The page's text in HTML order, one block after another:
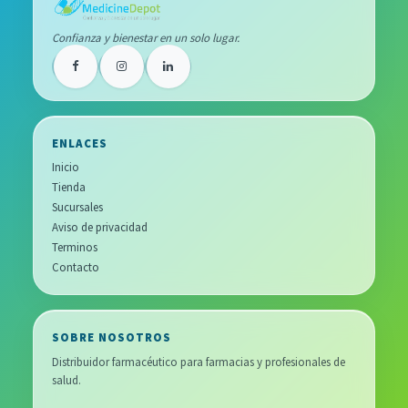
Confianza y bienestar en un solo lugar.
ENLACES
Inicio
Tienda
Sucursales
Aviso de privacidad
Terminos
Contacto
SOBRE NOSOTROS
Distribuidor farmacéutico para farmacias y profesionales de
salud.